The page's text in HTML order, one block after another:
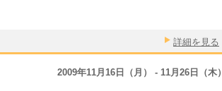
詳細を見る
2009年11月16日（月） - 11月26日（木）